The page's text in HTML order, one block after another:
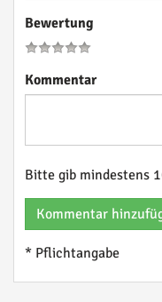
Bewertung
Kommentar
Bitte gib mindestens
Kommentar
* Pflichtangabe